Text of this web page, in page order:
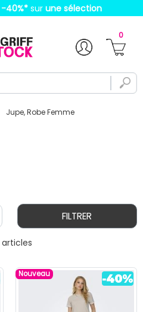
-40%* sur une sélection
0
Jupe, Robe Femme
articles
FILTRER
Nouveau